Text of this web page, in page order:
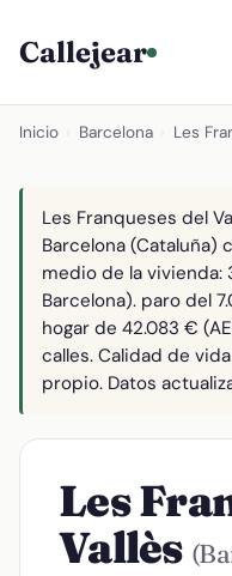
Callejear
Inicio Barcelona Les
Les Franqueses del
Barcelona (Cataluña)
medio de la vivienda:
Barcelona). paro del
hogar de 42.083 €
calles. Calidad de
propio. Datos
Les
Vallès